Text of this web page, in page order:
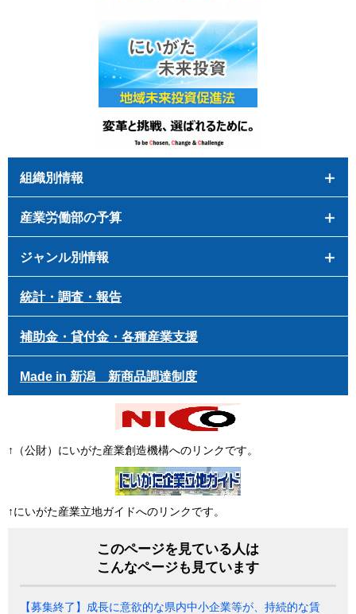
組織別情報
産業労働部の予算
ジャンル別情報
統計・調査・報告
補助金・貸付金・各種産業支援
Made in 新潟 新商品調達制度
↑（公財）にいがた産業創造機構へのリンクです。
↑にいがた産業立地ガイドへのリンクです。
このページを見ている人は
こんなページも見ています
【募集終了】成長に意欲的な県内中小企業等が、持続的な賃